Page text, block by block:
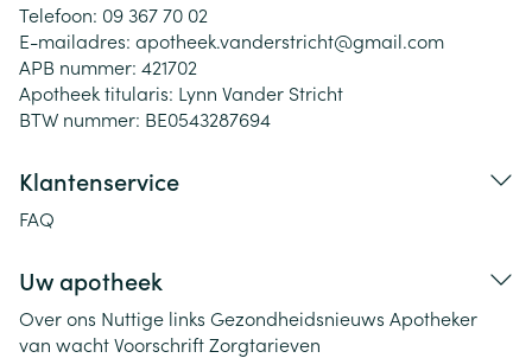
Telefoon: 09 367 70 02
E-mailadres: apotheek.vanderstricht@gmail.com
APB nummer: 421702
Apotheek titularis: Lynn Vander Stricht
BTW nummer: BE0543287694
Klantenservice
FAQ
Uw apotheek
Over ons Nuttige links Gezondheidsnieuws Apotheker
van wachtVoorschriftZorgtarieven